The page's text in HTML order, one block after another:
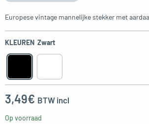
Europese vintage mannelijke stekker met
KLEUREN Zwart
3,49€ BTW incl
Op voorraad
menu